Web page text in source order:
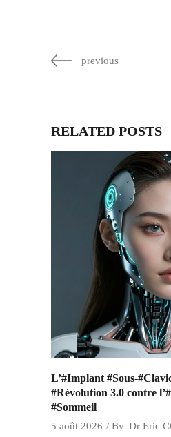
previous
RELATED POSTS
L’#Implant #Sous-
#Révolution 3.0 contre
#Sommeil
5 août 2026 By Dr Eric